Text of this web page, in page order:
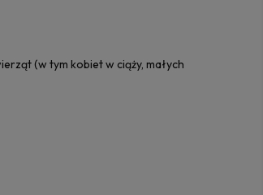
(w tym kobiet w ciąży, małych